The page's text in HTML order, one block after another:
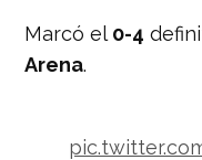
Marcó el 0-4
Arena.